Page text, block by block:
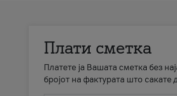
Плати сметка
Платете ја Вашата сметка без
бројот на фактурата што сакате